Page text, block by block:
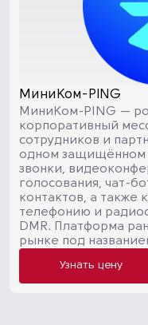
МиниКом-PING
МиниКом-PING —
корпоративный
сотрудников и
одном защищённом
звонки,
голосования, чат-
контактов, а также
телефонию и
DMR. Платформа
рынке под
Узнать цену